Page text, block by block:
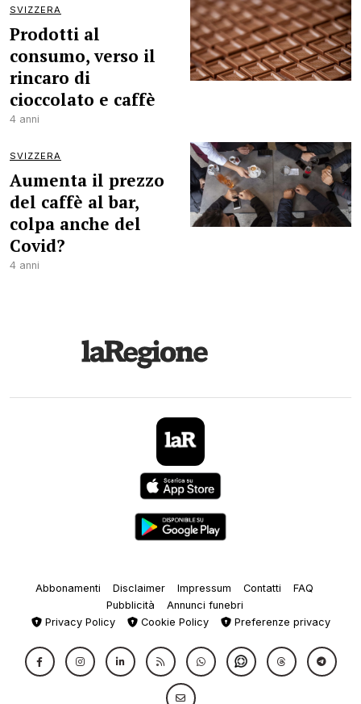
SVIZZERA
Prodotti al
consumo, verso il
rincaro di
cioccolato e caffè
4 anni
SVIZZERA
Aumenta il prezzo
del caffè al bar,
colpa anche del
Covid?
4 anni
Abbonamenti Disclaimer Impressum Contatti
FAQ
Pubblicità
Annunci funebri
Privacy Policy
Cookie Policy Preferenze privacy